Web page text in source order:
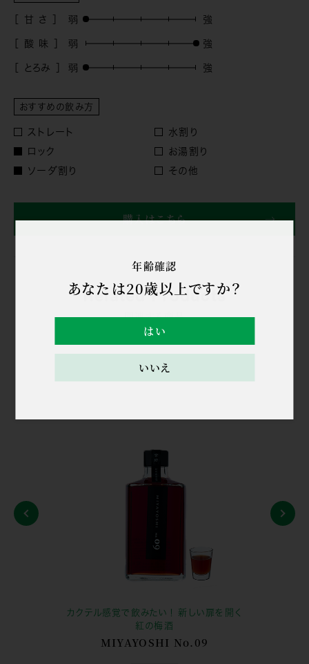
［ 甘 さ ］
［ 酸 味 ］
［ とろみ ］
おすすめの飲み方
ストレート
水割り
ロック
お湯割り
ソーダ割り
その他
購入はこちら
Related Products
関連する商品
カクテル感覚で飲みたい！ 新しい扉を開く
紅の梅酒
MIYAYOSHI No.09
年齢確認
あなたは20歳以上ですか？
はい
いいえ